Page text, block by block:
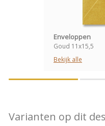
Enveloppen
Goud 11x15,5
Bekijk alle
Varianten op dit